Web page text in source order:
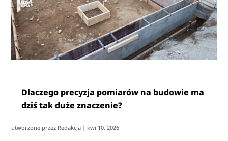
Dlaczego precyzja pomiarów na budowie ma
dziś tak duże znaczenie?
utworzone przez Redakcja | kwi 10, 2026